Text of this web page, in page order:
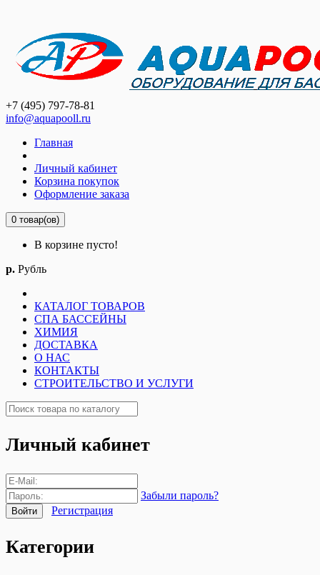
+7 (495) 797-78-81
info@aquapooll.ru
Главная
Личный кабинет
Корзина покупок
Оформление заказа
0 товар(ов)
В корзине пусто!
р. Рубль
КАТАЛОГ ТОВАРОВ
СПА БАССЕЙНЫ
ХИМИЯ
ДОСТАВКА
О НАС
КОНТАКТЫ
СТРОИТЕЛЬСТВО И УСЛУГИ
Личный кабинет
Забыли пароль?
Регистрация
Категории